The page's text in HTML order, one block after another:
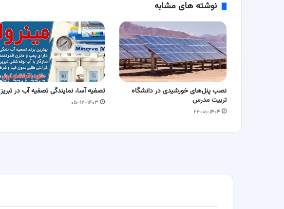
نوشته های مشابه
نصب پنل‌های خورشیدی در دانشگاه
تربیت مدرس
۲۴-۰۱-۱۴۰۴
تصفیه آسا، نمایندگی تصفیه آب در تبریز
۰۵-۱۲-۱۴۰۳